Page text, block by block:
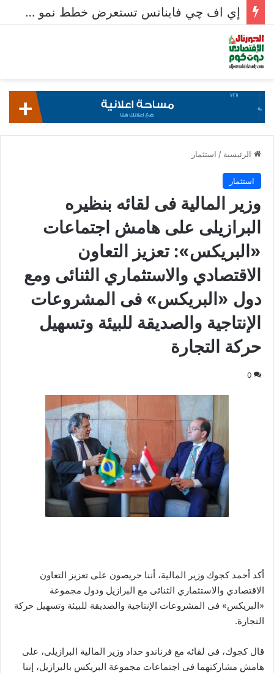
إي اف چي فاينانس تستعرض خطط نمو «بلد» لتعزيز حضورها في سوق تحويلات المصريين بالخارج
الرئيسية / استثمار
استثمار
وزير المالية فى لقائه بنظيره
البرازيلى على هامش اجتماعات
«البريكس»: تعزيز التعاون
الاقتصادي والاستثماري الثنائى ومع
دول «البريكس» فى المشروعات
الإنتاجية والصديقة للبيئة وتسهيل
حركة التجارة
0
أكد أحمد كجوك وزير المالية، أننا حريصون على تعزيز التعاون
الاقتصادي والاستثماري الثنائى مع البرازيل ودول مجموعة
«البريكس» فى المشروعات الإنتاجية والصديقة للبيئة وتسهيل حركة
التجارة.
قال كجوك، فى لقائه مع فرناندو حداد وزير المالية البرازيلى، على
هامش مشاركتهما فى اجتماعات مجموعة البريكس بالبرازيل، إننا